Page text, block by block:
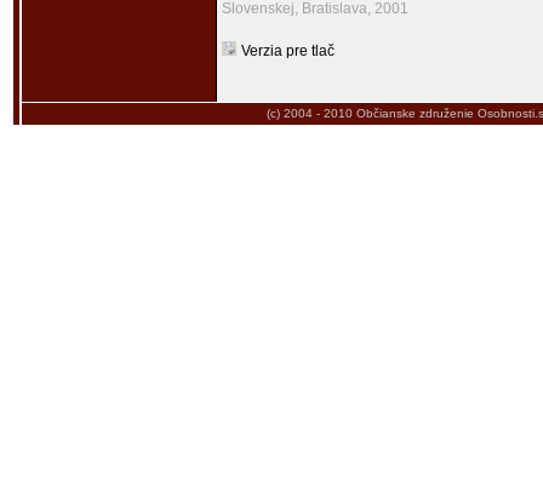
Slovenskej, Bratislava, 2001
Verzia pre tlač
(c) 2004 - 2010 Občianske združenie